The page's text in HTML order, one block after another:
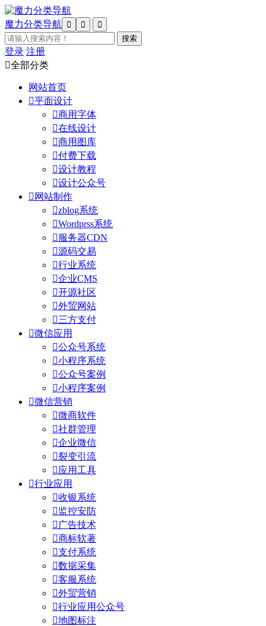
魔力分类导航   
登录 注册
全部分类
网站首页
平面设计
商用字体
在线设计
商用图库
付费下载
设计教程
设计公众号
 网站制作
zblog系统
Wordprss系统
 服务器CDN
源码交易
行业系统
企业CMS
开源社区
外贸网站
三方支付
微信应用
公众号系统
小程序系统
公众号案例
小程序案例
微信营销
微商软件
社群管理
企业微信
裂变引流
应用工具
行业应用
收银系统
监控安防
 广告技术
商标软著
支付系统
数据采集
客服系统
外贸营销
行业应用公众号
地图标注